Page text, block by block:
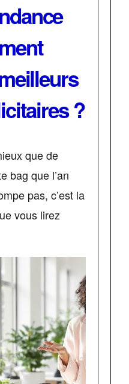
?
que de
bag que l’an
pas, c’est la
vous lirez